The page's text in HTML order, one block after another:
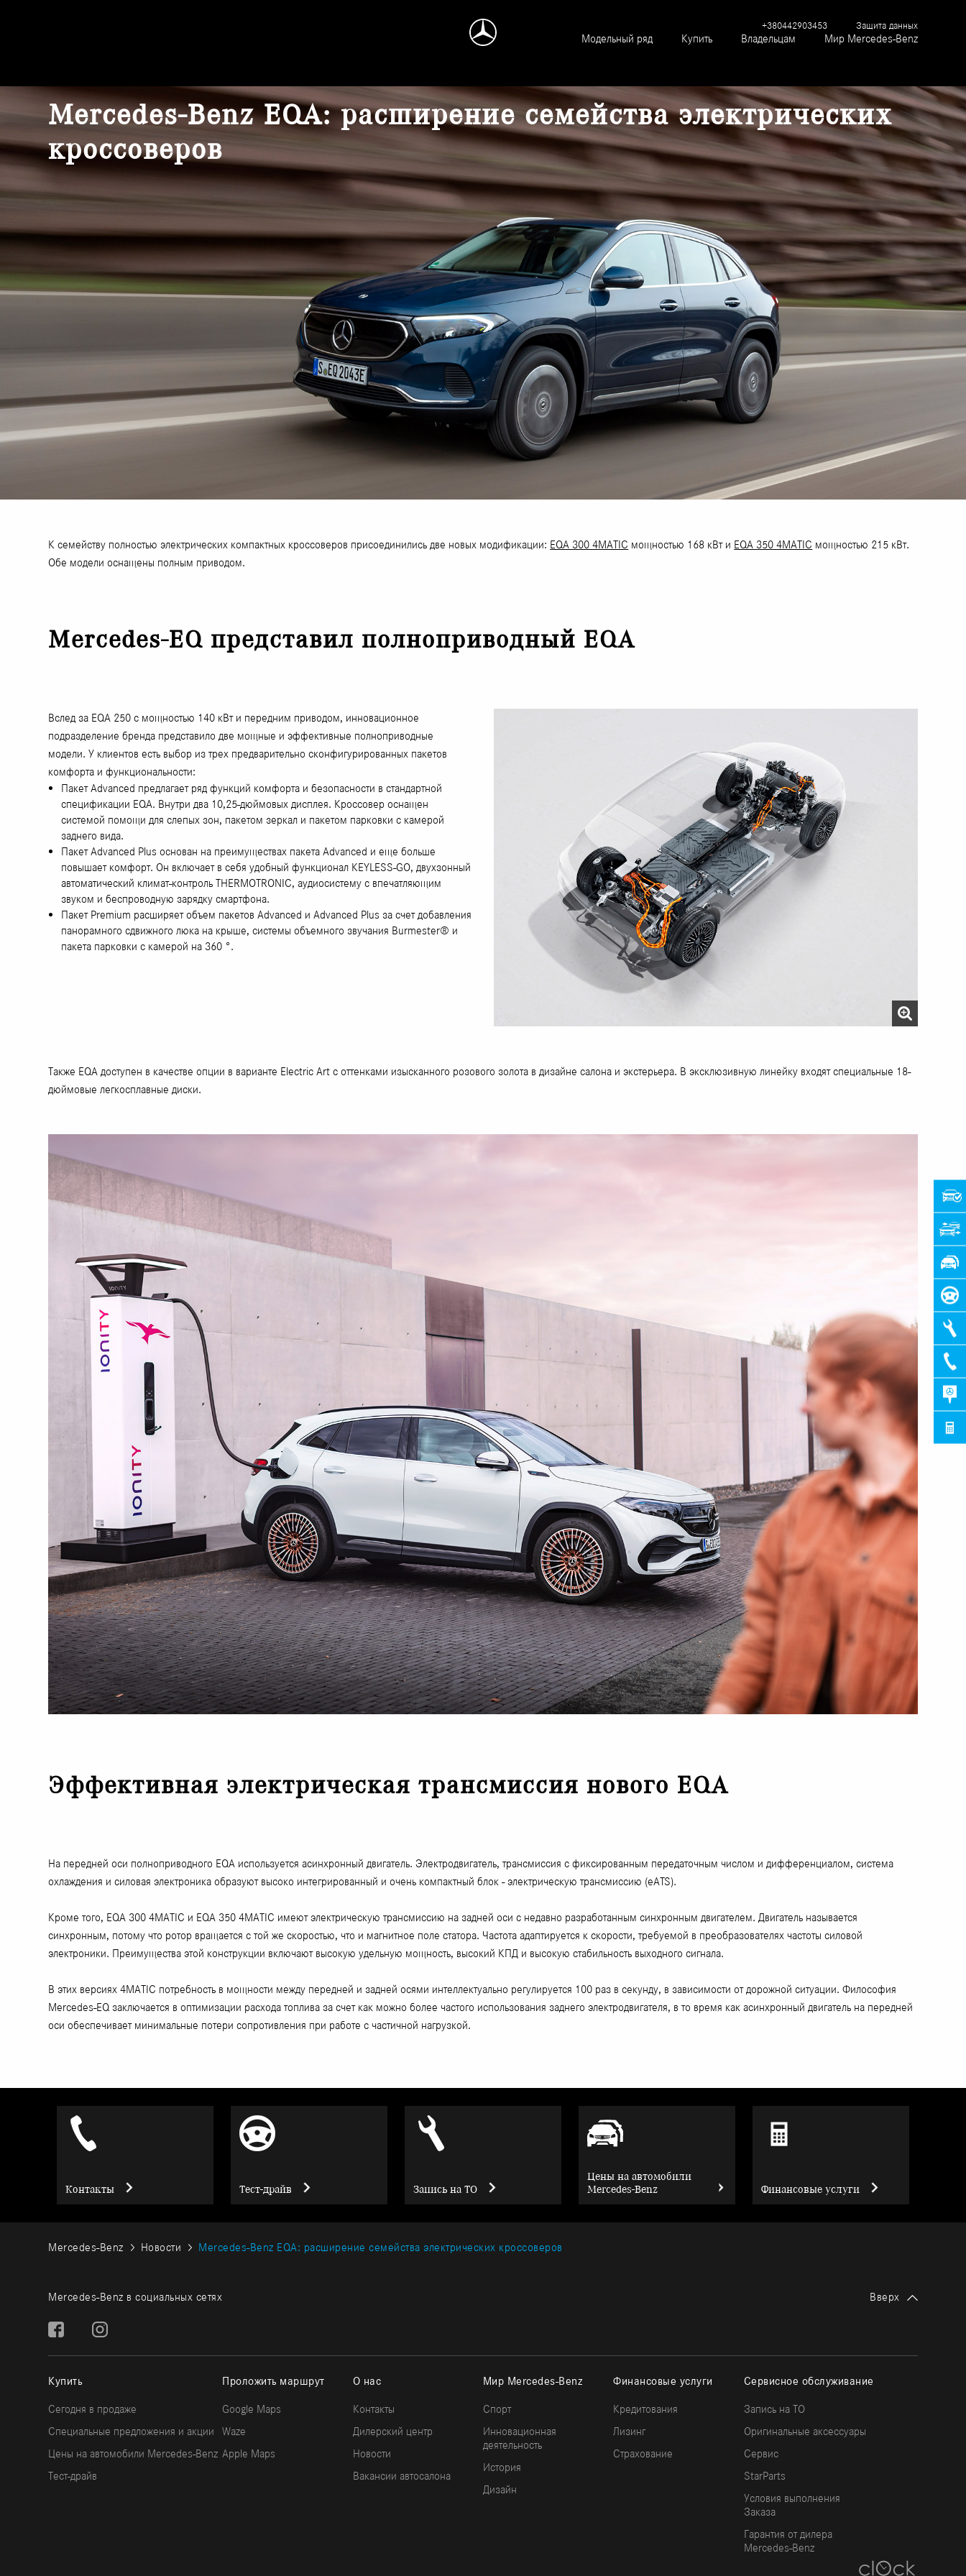
Защита данных
+380442903453
Модельный ряд Купить Владельцам Мир Mercedes-Benz
Mercedes-Benz EQA: расширение семейства электрических
кроссоверов
К семейству полностью электрических компактных кроссоверов присоединились две новых модификации: EQA 300 4MATIC мощностью 168 кВт и EQA 350 4MATIC мощностью 215 кВт.
Обе модели оснащены полным приводом.
Mercedes-EQ представил полноприводный EQA
Вслед за EQA 250 с мощностью 140 кВт и передним приводом, инновационное
подразделение бренда представило две мощные и эффективные полноприводные
модели. У клиентов есть выбор из трех предварительно сконфигурированных пакетов
комфорта и функциональности:
Пакет Advanced предлагает ряд функций комфорта и безопасности в стандартной
спецификации EQA. Внутри два 10,25-дюймовых дисплея. Кроссовер оснащен
системой помощи для слепых зон, пакетом зеркал и пакетом парковки с камерой
заднего вида.
Пакет Advanced Plus основан на преимуществах пакета Advanced и еще больше
повышает комфорт. Он включает в себя удобный функционал KEYLESS-GO, двухзонный
автоматический климат-контроль THERMOTRONIC, аудиосистему с впечатляющим
звуком и беспроводную зарядку смартфона.
Пакет Premium расширяет объем пакетов Advanced и Advanced Plus за счет добавления
панорамного сдвижного люка на крыше, системы объемного звучания Burmester® и
пакета парковки с камерой на 360 °.
Также EQA доступен в качестве опции в варианте Electric Art с оттенками изысканного розового золота в дизайне салона и экстерьера. В эксклюзивную линейку входят специальные 18-
дюймовые легкосплавные диски.
Эффективная электрическая трансмиссия нового EQA
На передней оси полноприводного EQA используется асинхронный двигатель. Электродвигатель, трансмиссия с фиксированным передаточным числом и дифференциалом, система
охлаждения и силовая электроника образуют высоко интегрированный и очень компактный блок - электрическую трансмиссию (eATS).
Кроме того, EQA 300 4MATIC и EQA 350 4MATIC имеют электрическую трансмиссию на задней оси с недавно разработанным синхронным двигателем. Двигатель называется
синхронным, потому что ротор вращается с той же скоростью, что и магнитное поле статора. Частота адаптируется к скорости, требуемой в преобразователях частоты силовой
электроники. Преимущества этой конструкции включают высокую удельную мощность, высокий КПД и высокую стабильность выходного сигнала.
В этих версиях 4MATIC потребность в мощности между передней и задней осями интеллектуально регулируется 100 раз в секунду, в зависимости от дорожной ситуации. Философия
Mercedes-EQ заключается в оптимизации расхода топлива за счет как можно более частого использования заднего электродвигателя, в то время как асинхронный двигатель на передней
оси обеспечивает минимальные потери сопротивления при работе с частичной нагрузкой.
Контакты Тест-драйв Запись на ТО
Цены на автомобили
Mercedes-Benz
Финансовые услуги
Mercedes-Benz Новости Mercedes-Benz EQA: расширение семейства электрических кроссоверов
Mercedes-Benz в социальных сетях Вверх
Купить
Сегодня в продаже
Специальные предложения и акции
Цены на автомобили Mercedes-Benz
Тест-драйв
Проложить маршрут
Google Maps
Waze
Apple Maps
О нас
Контакты
Дилерский центр
Новости
Вакансии автосалона
Мир Mercedes-Benz
Спорт
Инновационная
деятельность
История
Дизайн
Финансовые услуги
Кредитования
Лизинг
Страхование
Сервисное обслуживание
Запись на ТО
Оригинальные аксессуары
Сервис
StarParts
Условия выполнения
Заказа
Гарантия от дилера
Mercedes-Benz